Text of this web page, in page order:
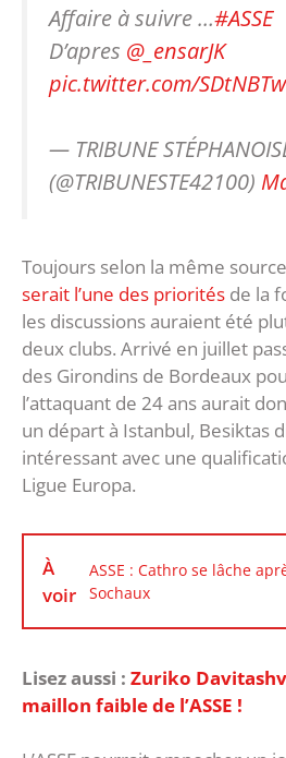
Affaire à suivre …#ASSE
D’apres @_ensarJK
pic.twitter.com/
— TRIBUNE
(@TRIBUNESTE42100)
Toujours selon la même
serait l’une des priorités de la
les discussions auraient été
deux clubs. Arrivé en juillet
des Girondins de Bordeaux
l’attaquant de 24 ans aurait
un départ à Istanbul, Besiktas
intéressant avec une
Ligue Europa.
À
voir
ASSE : Cathro se lâche
Sochaux
Lisez aussi : Zuriko
maillon faible de l’ASSE !